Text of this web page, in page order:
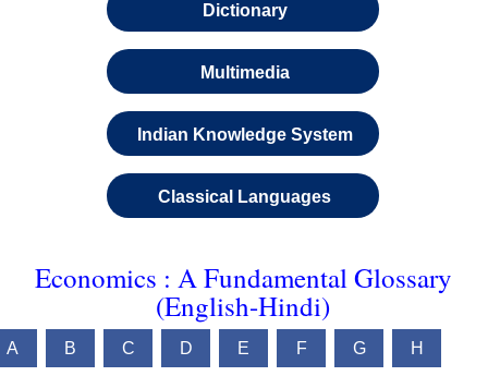
Dictionary
Multimedia
Indian Knowledge System
Classical Languages
Economics : A Fundamental Glossary
(English-Hindi)
A B C D E F G H